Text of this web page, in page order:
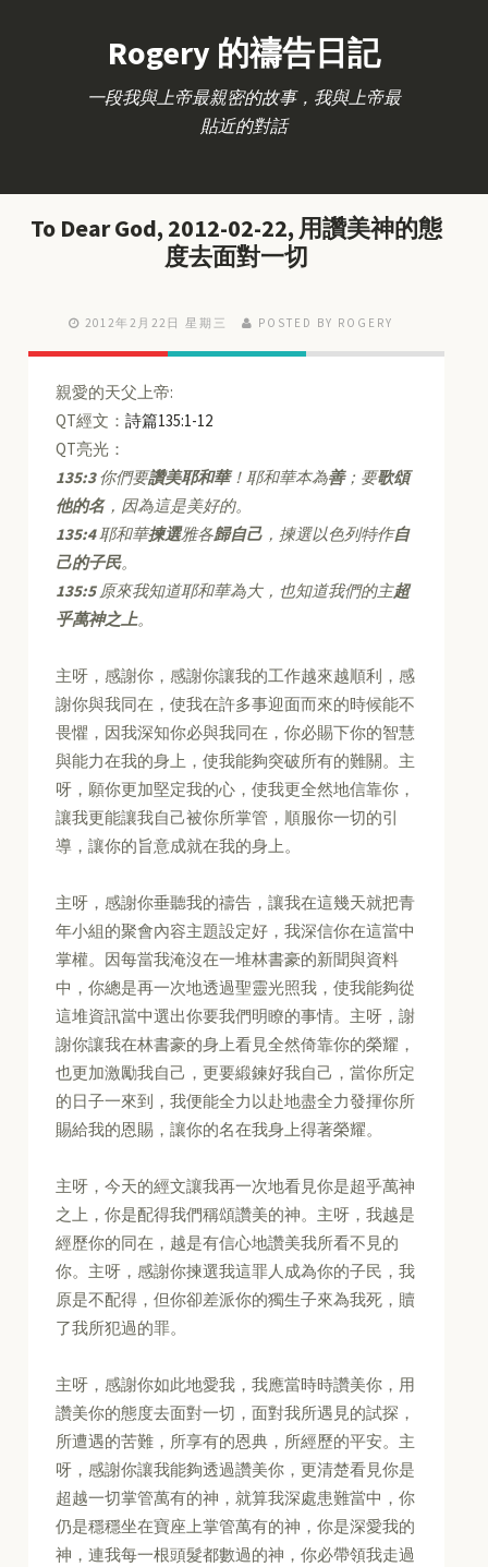
Rogery 的禱告日記
一段我與上帝最親密的故事，我與上帝最
貼近的對話
To Dear God, 2012-02-22, 用讚美神的態
度去面對一切
2012年2月22日 星期三 POSTED BY ROGERY
親愛的天父上帝:
QT經文：詩篇135:1-12
QT亮光：
135:3你們要讚美耶和華！耶和華本為善；要歌頌
他的名，因為這是美好的。
135:4耶和華揀選雅各歸自己 ，揀選以色列特作自
己的子民。
135:5原來我知道耶和華為大，也知道我們的主超
乎萬神之上。
主呀，感謝你，感謝你讓我的工作越來越順利，感
謝你與我同在，使我在許多事迎面而來的時候能不
畏懼，因我深知你必與我同在，你必賜下你的智慧
與能力在我的身上，使我能夠突破所有的難關。主
呀，願你更加堅定我的心，使我更全然地信靠你，
讓我更能讓我自己被你所掌管，順服你一切的引
導，讓你的旨意成就在我的身上。
主呀，感謝你垂聽我的禱告，讓我在這幾天就把青
年小組的聚會內容主題設定好，我深信你在這當中
掌權。因每當我淹沒在一堆林書豪的新聞與資料
中，你總是再一次地透過聖靈光照我，使我能夠從
這堆資訊當中選出你要我們明瞭的事情。主呀，謝
謝你讓我在林書豪的身上看見全然倚靠你的榮耀，
也更加激勵我自己，更要緞鍊好我自己，當你所定
的日子一來到，我便能全力以赴地盡全力發揮你所
賜給我的恩賜，讓你的名在我身上得著榮耀。
主呀，今天的經文讓我再一次地看見你是超乎萬神
之上，你是配得我們稱頌讚美的神。主呀，我越是
經歷你的同在，越是有信心地讚美我所看不見的
你。主呀，感謝你揀選我這罪人成為你的子民，我
原是不配得，但你卻差派你的獨生子來為我死，贖
了我所犯過的罪。
主呀，感謝你如此地愛我，我應當時時讚美你，用
讚美你的態度去面對一切，面對我所遇見的試探，
所遭遇的苦難，所享有的恩典，所經歷的平安。主
呀，感謝你讓我能夠透過讚美你，更清楚看見你是
超越一切掌管萬有的神，就算我深處患難當中，你
仍是穩穩坐在寶座上掌管萬有的神，你是深愛我的
神，連我每一根頭髮都數過的神，你必帶領我走過